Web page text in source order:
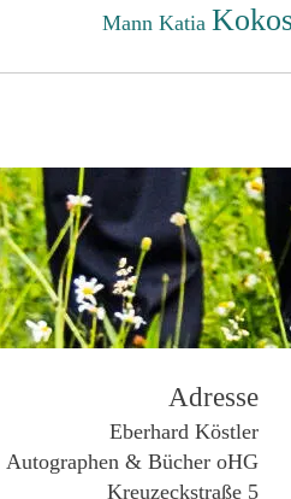
Mann Katia
Adresse
Eberhard Köstler
Autographen & Bücher oHG
Kreuzeckstraße 5